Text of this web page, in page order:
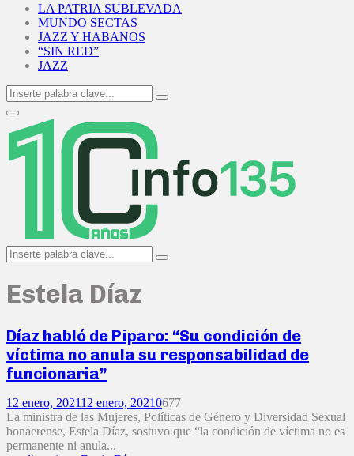
LA PATRIA SUBLEVADA
MUNDO SECTAS
JAZZ Y HABANOS
“SIN RED”
JAZZ
Search
for:
Search
Primary
Menu
Search
for:
Search
Estela Díaz
Díaz habló de Piparo: “Su condición de
víctima no anula su responsabilidad de
funcionaria”
12 enero, 202112 enero, 20210677
La ministra de las Mujeres, Políticas de Género y Diversidad Sexual
bonaerense, Estela Díaz, sostuvo que “la condición de víctima no es
permanente ni anula...